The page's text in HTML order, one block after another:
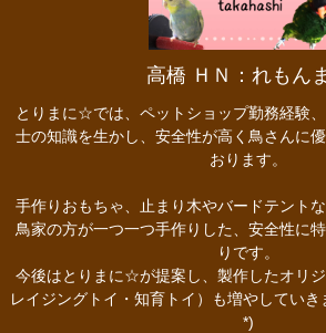
高橋 ＨＮ：れもん
とりまに☆では、ペットショップ勤務経験
士の知識を生かし、安全性が高く鳥さんに
おります。
手作りおもちゃ、止まり木やバードテント
鳥家の方が一つ一つ手作りした、安全性に
りです。
今後はとりまに☆が提案し、製作したオリ
レイジングトイ・知育トイ）も増やしてい
*)